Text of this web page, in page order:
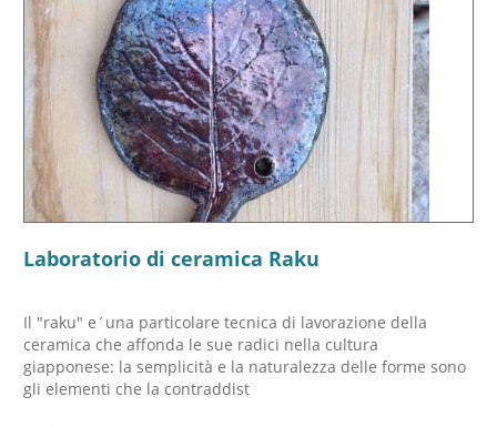
Laboratorio di ceramica Raku
Il "raku" e´una particolare tecnica di lavorazione della
ceramica che affonda le sue radici nella cultura
giapponese: la semplicità e la naturalezza delle forme sono
gli elementi che la contraddist